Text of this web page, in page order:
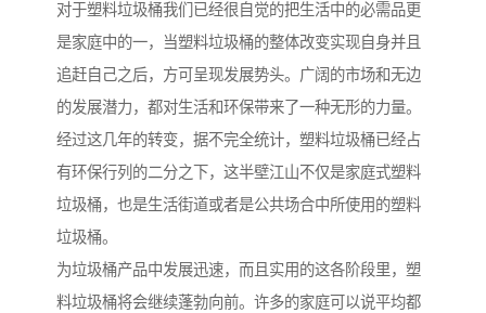
对于塑料垃圾桶我们已经很自觉的把生活中的必需品更
是家庭中的一，当塑料垃圾桶的整体改变实现自身并且
追赶自己之后，方可呈现发展势头。广阔的市场和无边
的发展潜力，都对生活和环保带来了一种无形的力量。
经过这几年的转变，据不完全统计，塑料垃圾桶已经占
有环保行列的二分之下，这半壁江山不仅是家庭式塑料
垃圾桶，也是生活街道或者是公共场合中所使用的塑料
垃圾桶。
为垃圾桶产品中发展迅速，而且实用的这各阶段里，塑
料垃圾桶将会继续蓬勃向前。许多的家庭可以说平均都